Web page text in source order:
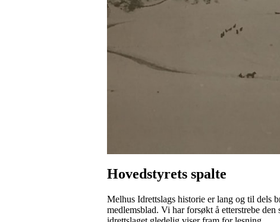
Hovedstyrets spalte
Melhus Idrettslags historie er lang og til dels
medlemsblad. Vi har forsøkt å etterstrebe